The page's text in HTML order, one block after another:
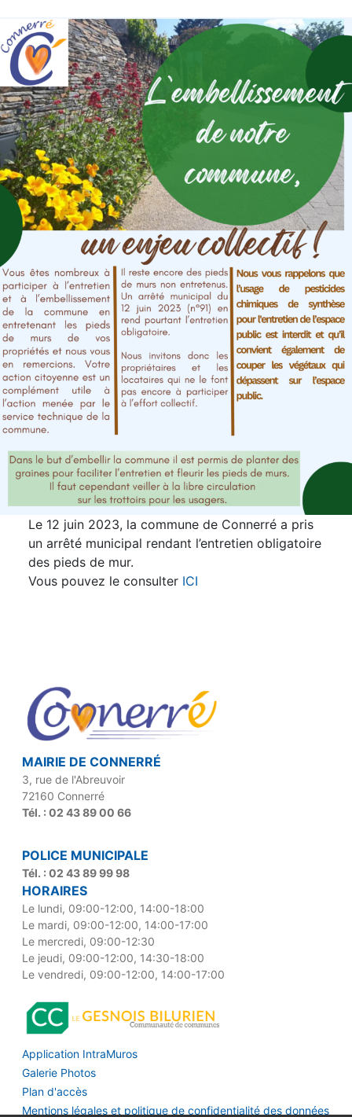
Le 12 juin 2023, la commune de Connerré a pris
un arrêté municipal rendant l’entretien obligatoire
des pieds de mur.
Vous pouvez le consulter ICI
MAIRIE DE CONNERRÉ
3, rue de l'Abreuvoir
72160 Connerré
Tél. : 02 43 89 00 66
POLICE MUNICIPALE
Tél. : 02 43 89 99 98
HORAIRES
Le lundi, 09:00-12:00, 14:00-18:00
Le mardi, 09:00-12:00, 14:00-17:00
Le mercredi, 09:00-12:30
Le jeudi, 09:00-12:00, 14:30-18:00
Le vendredi, 09:00-12:00, 14:00-17:00
Application IntraMuros
Galerie Photos
Plan d'accès
Mentions légales et politique de confidentialité des données